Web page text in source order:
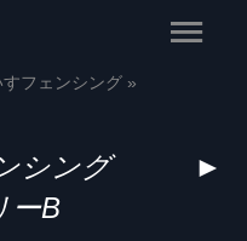
Main
すフェンシング
►
シング
ーB